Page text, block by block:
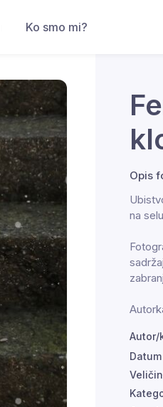
Ko smo mi?
Opis
na
Autor/